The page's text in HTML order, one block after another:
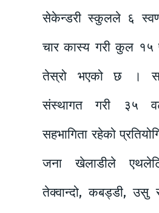
सेकेन्डरी स्कुलले ६
चार कास्य गरी कुल १५
तेस्रो भएको छ ।
संस्थागत गरी ३५
सहभागिता रहेको
जना खेलाडीले
तेक्वान्दो, कबड्डी, उसु